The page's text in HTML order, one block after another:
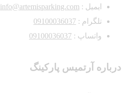
ایمیل : info@artemisparking.com
تلگرام : 09100036037
واتساپ : 09100036037
درباره آرتمیس پارکینگ